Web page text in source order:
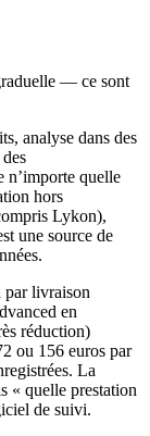
— ce sont
analyse dans des
n’importe quelle
hors
Lykon),
une source de
par livraison
en
réduction)
ou 156 euros par
La
« quelle prestation
de suivi.